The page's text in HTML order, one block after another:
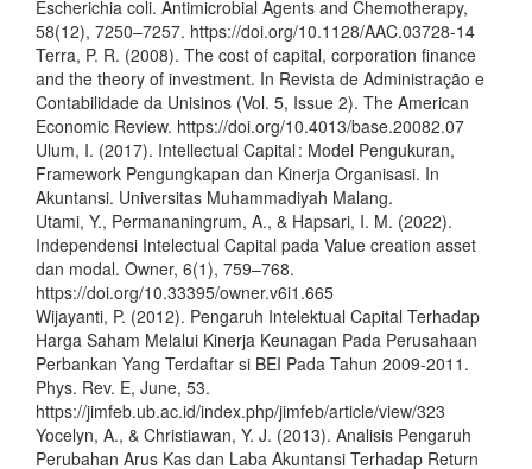
Escherichia coli. Antimicrobial Agents and Chemotherapy,
58(12), 7250–7257. https://doi.org/10.1128/AAC.03728-14
Terra, P. R. (2008). The cost of capital, corporation finance
and the theory of investment. In Revista de Administração e
Contabilidade da Unisinos (Vol. 5, Issue 2). The American
Economic Review. https://doi.org/10.4013/base.20082.07
Ulum, I. (2017). Intellectual Capital : Model Pengukuran,
Framework Pengungkapan dan Kinerja Organisasi. In
Akuntansi. Universitas Muhammadiyah Malang.
Utami, Y., Permananingrum, A., & Hapsari, I. M. (2022).
Independensi Intelectual Capital pada Value creation asset
dan modal. Owner, 6(1), 759–768.
https://doi.org/10.33395/owner.v6i1.665
Wijayanti, P. (2012). Pengaruh Intelektual Capital Terhadap
Harga Saham Melalui Kinerja Keunagan Pada Perusahaan
Perbankan Yang Terdaftar si BEI Pada Tahun 2009-2011.
Phys. Rev. E, June, 53.
https://jimfeb.ub.ac.id/index.php/jimfeb/article/view/323
Yocelyn, A., & Christiawan, Y. J. (2013). Analisis Pengaruh
Perubahan Arus Kas dan Laba Akuntansi Terhadap Return